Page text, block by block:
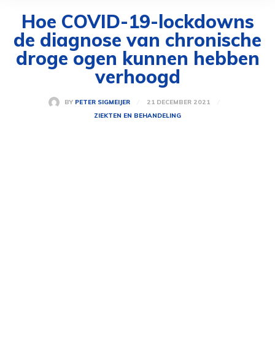
Hoe COVID-19-lockdowns
de diagnose van chronische
droge ogen kunnen hebben
verhoogd
BY PETER SIGMEIJER
21 DECEMBER 2021
ZIEKTEN EN BEHANDELING